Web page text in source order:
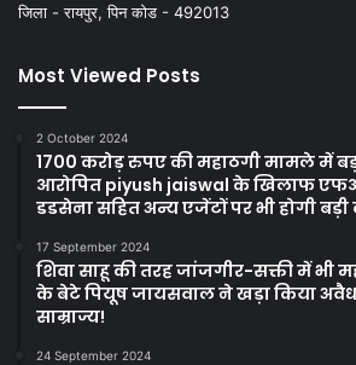
जिला - रायपुर, पिन कोड - 492013
Most Viewed Posts
2 October 2024
1700 करोड़ रुपए की महाठगी मामले में
आरोपित piyush jaiswal के खिलाफ
डडसेना सहित अन्य एजेंटों पर भी होगी बड़ी
17 September 2024
शिवा साहू की तरह जांजगीर-सक्ती में भी
के बेटे पियूष जायसवाल ने खड़ा किया अवैध
साम्राज्य!
24 September 2024